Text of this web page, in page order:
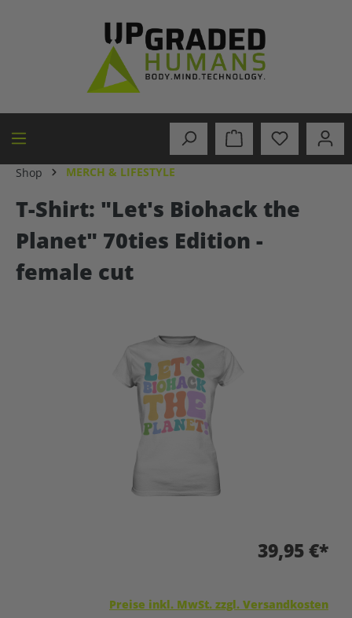
Shop MERCH & LIFESTYLE
T-Shirt: "Let's Biohack the
Planet" 70ties Edition -
female cut
Bildergalerie überspringen
39,95 €*
Preise inkl. MwSt. zzgl. Versandkosten